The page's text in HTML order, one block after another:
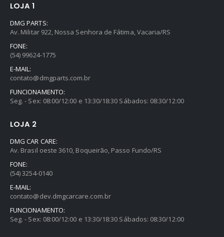
LOJA 1
DMG PARTS:
Av. Militar 922, Nossa Senhora de Fátima, Vacaria/RS
FONE:
(54) 99624-1775
E-MAIL:
contato@dmgparts.com.br
FUNCIONAMENTO:
Seg. - Sex: 08:00/12:00 e 13:30/18:30 Sábados: 08:30/12:00
LOJA 2
DMG CAR CARE:
Av. Brasil oeste 3610, Boqueirão, Passo Fundo/RS
FONE:
(54) 3254-0140
E-MAIL:
contato@dev.dmgcarcare.com.br
FUNCIONAMENTO:
Seg. - Sex: 08:00/12:00 e 13:30/18:30 Sábados: 08:30/12:00